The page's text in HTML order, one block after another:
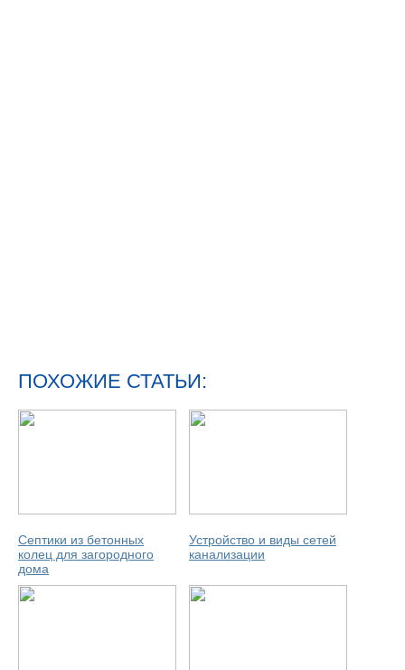
ПОХОЖИЕ СТАТЬИ:
Септики из бетонных
колец для загородного
дома
Устройство и виды сетей
канализации